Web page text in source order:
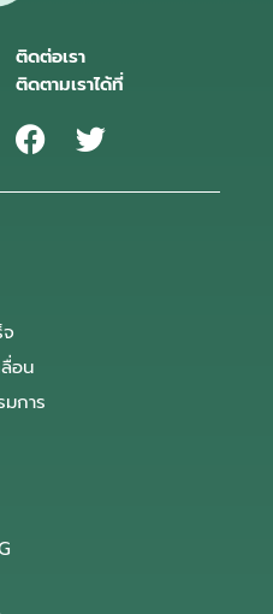
ติดต่อเรา
ติดตามเราได้ที่
อน
การ